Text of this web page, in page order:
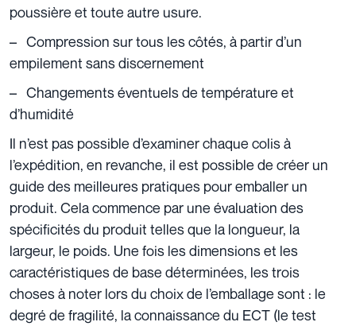
poussière et toute autre usure.
– Compression sur tous les côtés, à partir d’un
empilement sans discernement
– Changements éventuels de température et
d’humidité
Il n’est pas possible d’examiner chaque colis à
l’expédition, en revanche, il est possible de créer un
guide des meilleures pratiques pour emballer un
produit. Cela commence par une évaluation des
spécificités du produit telles que la longueur, la
largeur, le poids. Une fois les dimensions et les
caractéristiques de base déterminées, les trois
choses à noter lors du choix de l’emballage sont : le
degré de fragilité, la connaissance du ECT (le test